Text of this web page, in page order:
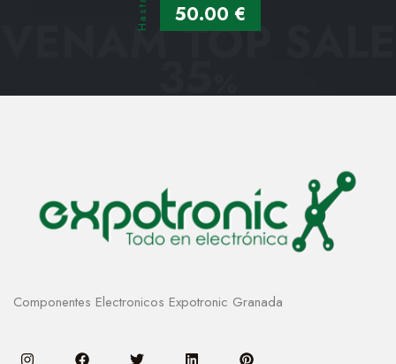
Hasta 50.00 €
VENAM TOP SALE
35
Componentes Electronicos Expotronic Granada